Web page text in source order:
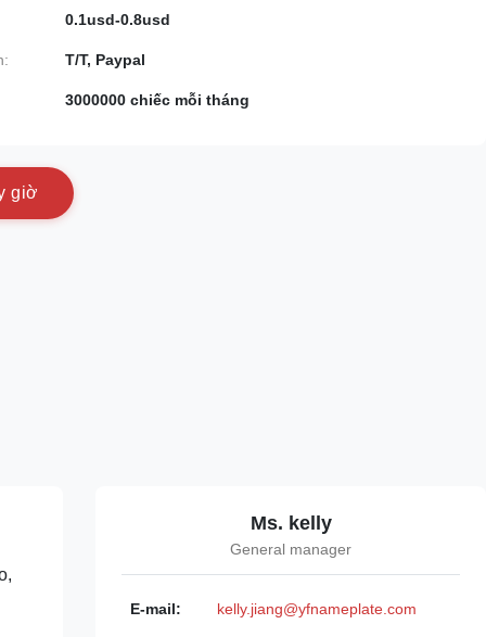
0.1usd-0.8usd
T/T, Paypal
3000000 chiếc mỗi tháng
giờ
Ms. kelly
General manager
E-mail: kelly.jiang@yfnameplate.com